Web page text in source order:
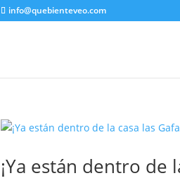
info@quebienteveo.com
¡Ya están dentro de